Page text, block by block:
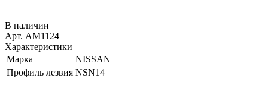
В наличии
Арт. AM1124
Характеристики
Марка
NISSAN
Профиль лезвия NSN14